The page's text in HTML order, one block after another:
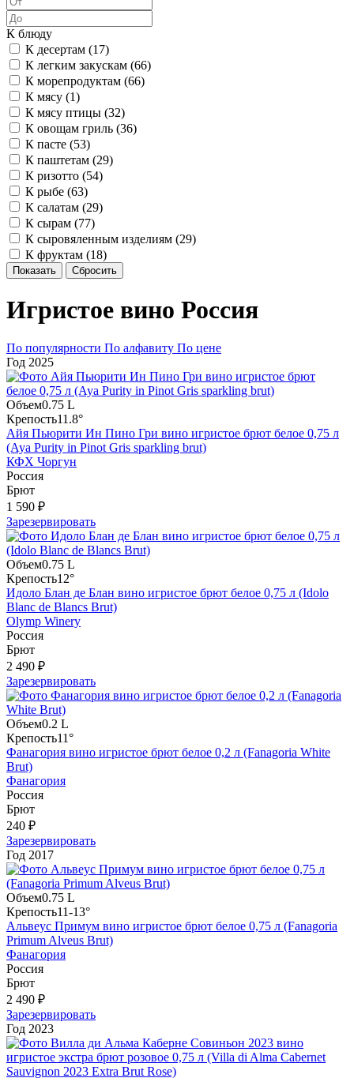
К блюду
К десертам (17)
К легким закускам (66)
К морепродуктам (66)
К мясу (1)
К мясу птицы (32)
К овощам гриль (36)
К пасте (53)
К паштетам (29)
К ризотто (54)
К рыбе (63)
К салатам (29)
К сырам (77)
К сыровяленным изделиям (29)
К фруктам (18)
Показать Сбросить
Игристое вино Россия
По популярности По алфавиту По цене
Год 2025
Объем0.75 L
Крепость11.8°
Айя Пьюрити Ин Пино Гри вино игристое брют белое 0,75 л
(Aya Purity in Pinot Gris sparkling brut)
КФХ Чоргун
Россия
Брют
1 590 ₽
Зарезервировать
Объем0.75 L
Крепость12°
Идоло Блан де Блан вино игристое брют белое 0,75 л (Idolo
Blanc de Blancs Brut)
Olymp Winery
Россия
Брют
2 490 ₽
Зарезервировать
Объем0.2 L
Крепость11°
Фанагория вино игристое брют белое 0,2 л (Fanagoria White
Brut)
Фанагория
Россия
Брют
240 ₽
Зарезервировать
Год 2017
Объем0.75 L
Крепость11-13°
Альвеус Примум вино игристое брют белое 0,75 л (Fanagoria
Primum Alveus Brut)
Фанагория
Россия
Брют
2 490 ₽
Зарезервировать
Год 2023